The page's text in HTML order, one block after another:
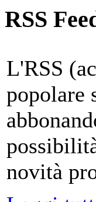
RSS
L'RSS
popolare
novità